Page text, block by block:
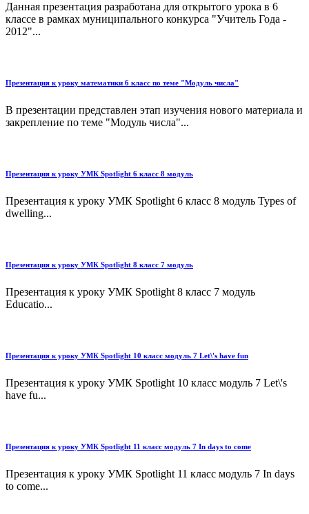
Данная презентация разработана для открытого урока в 6
классе в рамках муниципального конкурса "Учитель Года -
2012"...
Презентация к уроку математики 6 класс по теме "Модуль числа"
В презентации представлен этап изучения нового материала и
закрепление по теме "Модуль числа"...
Презентация к уроку УМК Spotlight 6 класс 8 модуль
Презентация к уроку УМК Spotlight 6 класс 8 модуль Types of
dwelling...
Презентация к уроку УМК Spotlight 8 класс 7 модуль
Презентация к уроку УМК Spotlight 8 класс 7 модуль
Educatio...
Презентация к уроку УМК Spotlight 10 класс модуль 7 Let\'s have fun
Презентация к уроку УМК Spotlight 10 класс модуль 7 Let\'s
have fu...
Презентация к уроку УМК Spotlight 11 класс модуль 7 In days to come
Презентация к уроку УМК Spotlight 11 класс модуль 7 In days
to come...